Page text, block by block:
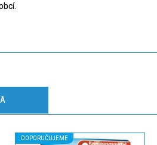
DOPORUČUJEME